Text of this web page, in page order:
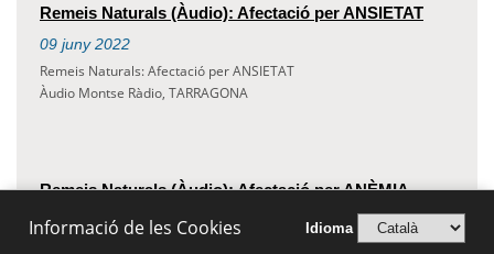
Remeis Naturals (Àudio): Afectació per ANSIETAT
09 juny 2022
Remeis Naturals: Afectació per ANSIETAT
Àudio Montse Ràdio, TARRAGONA
Remeis Naturals (Àudio): Afectació per ANÈMIA
08 juny 2022
Informació de les Cookies Idioma